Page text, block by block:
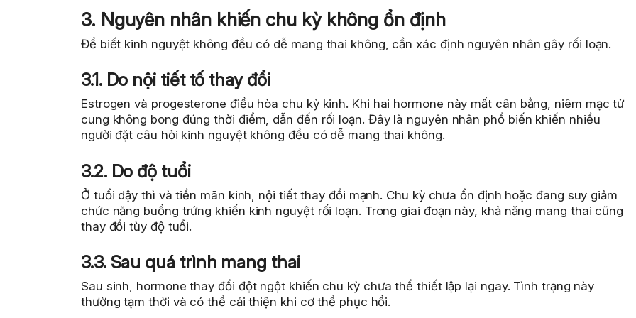
3. Nguyên nhân khiến chu kỳ không ổn định
Để biết kinh nguyệt không đều có dễ mang thai không, cần xác định nguyên nhân gây rối loạn.
3.1. Do nội tiết tố thay đổi
Estrogen và progesterone điều hòa chu kỳ kinh. Khi hai hormone này mất cân bằng, niêm mạc tử
cung không bong đúng thời điểm, dẫn đến rối loạn. Đây là nguyên nhân phổ biến khiến nhiều
người đặt câu hỏi kinh nguyệt không đều có dễ mang thai không.
3.2. Do độ tuổi
Ở tuổi dậy thì và tiền mãn kinh, nội tiết thay đổi mạnh. Chu kỳ chưa ổn định hoặc đang suy giảm
chức năng buồng trứng khiến kinh nguyệt rối loạn. Trong giai đoạn này, khả năng mang thai cũng
thay đổi tùy độ tuổi.
3.3. Sau quá trình mang thai
Sau sinh, hormone thay đổi đột ngột khiến chu kỳ chưa thể thiết lập lại ngay. Tình trạng này
thường tạm thời và có thể cải thiện khi cơ thể phục hồi.